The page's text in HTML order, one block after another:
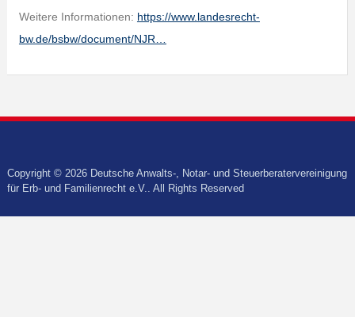
Weitere Informationen: https://www.landesrecht-
bw.de/bsbw/document/NJR…
Copyright © 2026 Deutsche Anwalts-, Notar- und Steuerberatervereinigung
für Erb- und Familienrecht e.V.. All Rights Reserved